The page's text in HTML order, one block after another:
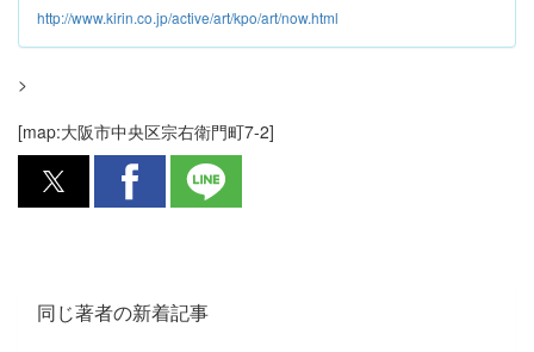
http://www.kirin.co.jp/active/art/kpo/art/now.html
>
[map:大阪市中央区宗右衛門町7-2]
同じ著者の新着記事